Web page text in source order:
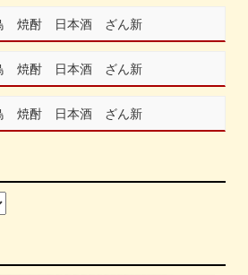
焼酎 日本酒 ざん新
焼酎 日本酒 ざん新
焼酎 日本酒 ざん新